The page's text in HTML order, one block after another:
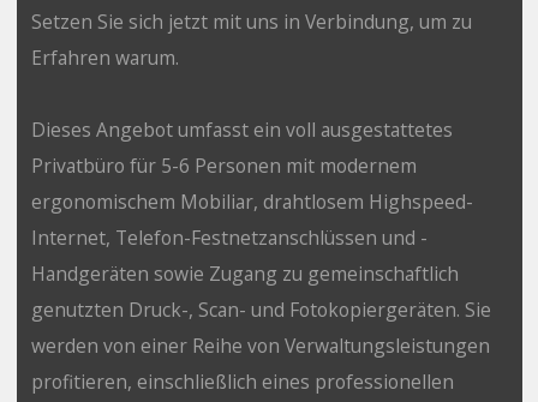
Setzen Sie sich jetzt mit uns in Verbindung, um zu
Erfahren warum.
Dieses Angebot umfasst ein voll ausgestattetes
Privatbüro für 5-6 Personen mit modernem
ergonomischem Mobiliar, drahtlosem Highspeed-
Internet, Telefon-Festnetzanschlüssen und -
Handgeräten sowie Zugang zu gemeinschaftlich
genutzten Druck-, Scan- und Fotokopiergeräten. Sie
werden von einer Reihe von Verwaltungsleistungen
profitieren, einschließlich eines professionellen